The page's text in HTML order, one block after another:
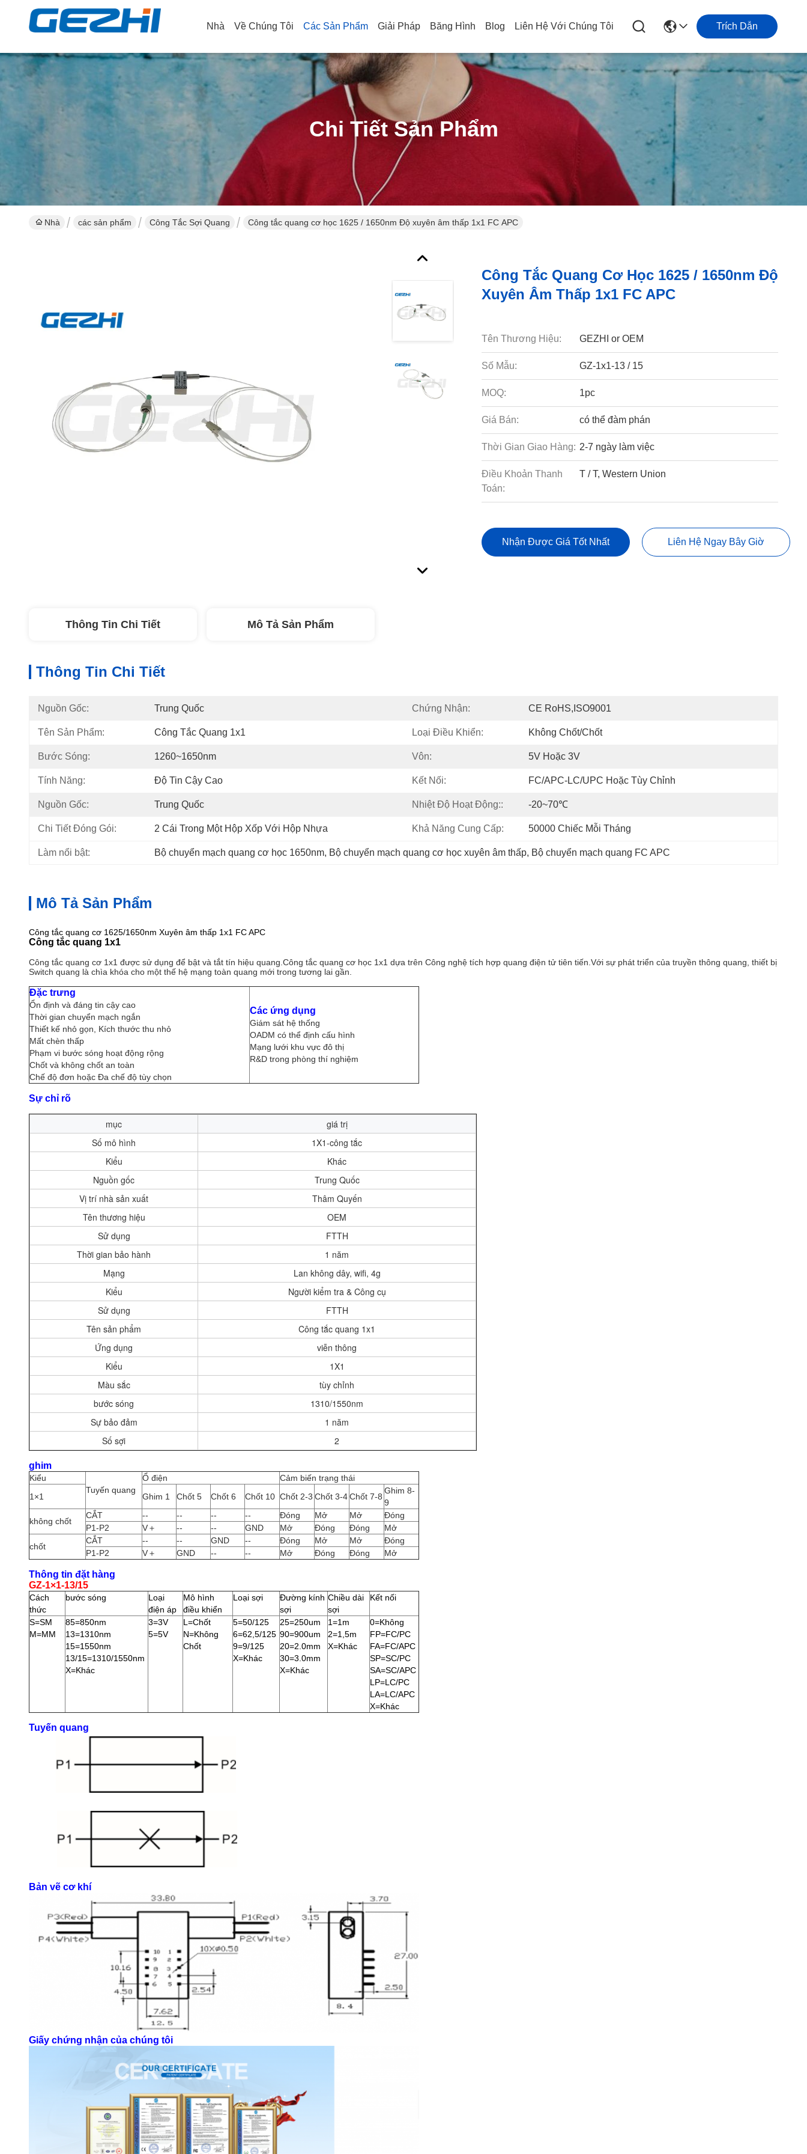
Nhà Về Chúng Tôi Các Sản Phẩm Giải Pháp Băng Hình Blog Liên Hệ Với Chúng Tôi Trích Dẫn
Chi Tiết Sản Phẩm
Nhà các sản phẩm Công Tắc Sợi Quang Công tắc quang cơ học 1625 / 1650nm Độ xuyên âm thấp 1x1 FC APC
Công Tắc Quang Cơ Học 1625 / 1650nm Độ
Xuyên Âm Thấp 1x1 FC APC
Tên Thương Hiệu: GEZHI or OEM
Số Mẫu: GZ-1x1-13 / 15
MOQ: 1pc
Giá Bán: có thể đàm phán
Thời Gian Giao Hàng: 2-7 ngày làm việc
Điều Khoản Thanh
Toán:
T / T, Western Union
Nhận Được Giá Tốt Nhất Liên Hệ Ngay Bây Giờ
Thông Tin Chi Tiết Mô Tả Sản Phẩm
Thông Tin Chi Tiết
Nguồn Gốc: Trung Quốc Chứng Nhận: CE RoHS,ISO9001
Tên Sản Phẩm: Công Tắc Quang 1x1 Loại Điều Khiển: Không Chốt/Chốt
Bước Sóng: 1260~1650nm Vôn: 5V Hoặc 3V
Tính Năng: Độ Tin Cậy Cao Kết Nối: FC/APC-LC/UPC Hoặc Tùy Chỉnh
Nguồn Gốc: Trung Quốc Nhiệt Độ Hoạt Động:: -20~70℃
Chi Tiết Đóng Gói: 2 Cái Trong Một Hộp Xốp Với Hộp Nhựa Khả Năng Cung Cấp: 50000 Chiếc Mỗi Tháng
Làm nổi bật: Bộ chuyển mạch quang cơ học 1650nm, Bộ chuyển mạch quang cơ học xuyên âm thấp, Bộ chuyển mạch quang FC APC
Mô Tả Sản Phẩm
Công tắc quang cơ 1625/1650nm Xuyên âm thấp 1x1 FC APC
Công tắc quang 1x1
Công tắc quang cơ 1x1 được sử dụng để bật và tắt tín hiệu quang.Công tắc quang cơ học 1x1 dựa trên Công nghệ tích hợp quang điện tử tiên tiến.Với sự phát triển của truyền thông quang, thiết bị
Switch quang là chìa khóa cho một thế hệ mạng toàn quang mới trong tương lai gần.
Đặc trưng
Ổn định và đáng tin cậy cao
Thời gian chuyển mạch ngắn
Thiết kế nhỏ gọn, Kích thước thu nhỏ
Mất chèn thấp
Phạm vi bước sóng hoạt động rộng
Chốt và không chốt an toàn
Chế độ đơn hoặc Đa chế độ tùy chọn
Các ứng dụng
Giám sát hệ thống
OADM có thể định cấu hình
Mạng lưới khu vực đô thị
R&D trong phòng thí nghiệm
Sự chỉ rõ
mục
giá trị
Số mô hình
1X1-công tắc
Kiểu
Khác
Nguồn gốc
Trung Quốc
Vị trí nhà sản xuất
Thâm Quyến
Tên thương hiệu
OEM
Sử dụng
FTTH
Thời gian bảo hành
1 năm
Mạng
Lan không dây, wifi, 4g
Kiểu
Người kiểm tra & Công cụ
Sử dụng
FTTH
Tên sản phẩm
Công tắc quang 1x1
Ứng dụng
viễn thông
Kiểu
1X1
Màu sắc
tùy chỉnh
bước sóng
1310/1550nm
Sự bảo đảm
1 năm
Số sợi
2
ghim
Kiểu
Tuyến quang
Ổ điện
Cảm biến trạng thái
1×1
Ghim 1 Chốt 5 Chốt 6 Chốt 10 Chốt 2-3 Chốt 3-4Chốt 7-8
Ghim 8-
9
không chốt
CẮT -- -- -- -- Đóng Mở Mở
Đóng
P1-P2
V＋ -- -- GND Mở Đóng Đóng
Mở
chốt
CẮT -- -- GND -- Đóng Mở Mở
Đóng
P1-P2
V＋ GND -- -- Mở Đóng Đóng Mở
Thông tin đặt hàng
GZ-1×1-13/15
Cách
thức
bước sóng
Loại
điện áp
Mô hình
điều khiển
Loại sợi
Đường kính
sợi
Chiều dài
sợi
Kết nối
S=SM
M=MM
85=850nm
13=1310nm
15=1550nm
13/15=1310/1550nm
X=Khác
3=3V
5=5V
L=Chốt
N=Không
Chốt
5=50/125
6=62,5/125
9=9/125
X=Khác
25=250um
90=900um
20=2.0mm
30=3.0mm
X=Khác
1=1m
2=1,5m
X=Khác
0=Không
FP=FC/PC
FA=FC/APC
SP=SC/PC
SA=SC/APC
LP=LC/PC
LA=LC/APC
X=Khác
Tuyến quang
Bản vẽ cơ khí
Giấy chứng nhận của chúng tôi